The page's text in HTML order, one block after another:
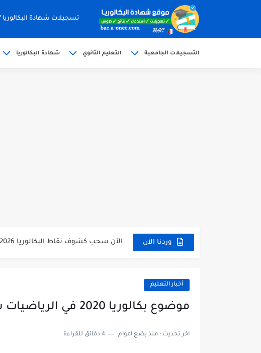
تسجيلات شهادة البكالوريا 2027 bac.onec.dz
التسجيلات الجامعية التعليم الثانوي شهادة البكالوريا
وردنا الآن الآن سحب كشوف نقاط البكالوريا 2026 - bac.onec.dz
استخراج كشف نقاط شهادة البكالوريا 2026 bac.onec.dz relevè
أخبار التعليم
موضوع بكالوريا 2020 في الرياضيات شعبة تقني رياضي
اخر تحديث : منذ بضع اعوام 4 دقائق للقراءة